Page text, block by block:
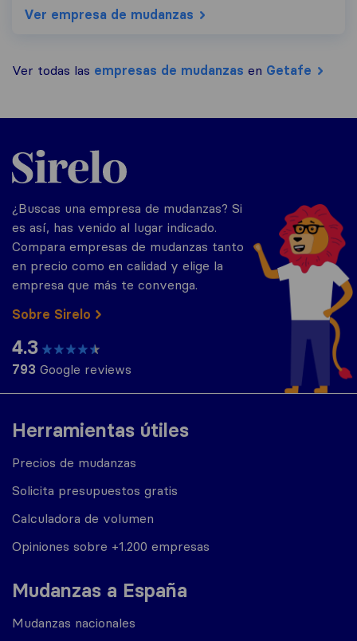
Ver empresa de mudanzas
Ver todas las empresas de mudanzas en Getafe
Herramientas útiles
Precios de mudanzas
Solicita presupuestos gratis
Calculadora de volumen
Opiniones sobre +1.200 empresas
Mudanzas a España
Mudanzas nacionales
Sirelo.es
¿Buscas una empresa de mudanzas? Si
es así, has venido al lugar indicado.
Compara empresas de mudanzas tanto
en precio como en calidad y elige la
empresa que más te convenga.
Sobre Sirelo
4.3
793 Google reviews